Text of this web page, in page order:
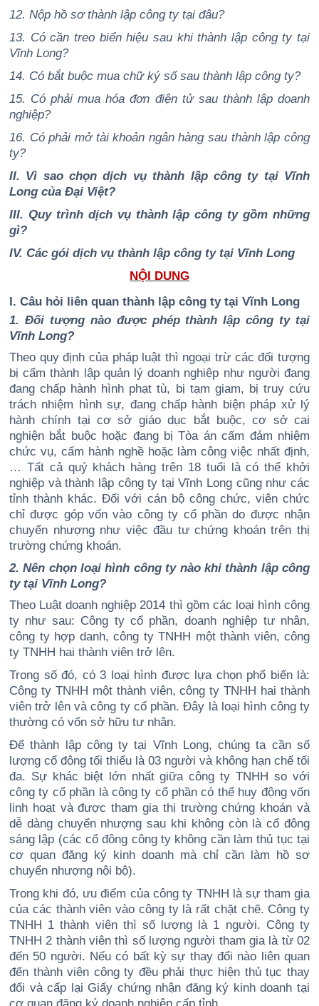
12. Nộp hồ sơ thành lập công ty tại đâu?
13. Có cần treo biển hiệu sau khi thành lập công ty tại
Vĩnh Long?
14. Có bắt buộc mua chữ ký số sau thành lập công ty?
15. Có phải mua hóa đơn điện tử sau thành lập doanh
nghiệp?
16. Có phải mở tài khoản ngân hàng sau thành lập công
ty?
II. Vì sao chọn dịch vụ thành lập công ty tại Vĩnh
Long của Đại Việt?
III. Quy trình dịch vụ thành lập công ty gồm những
gì?
IV. Các gói dịch vụ thành lập công ty tại Vĩnh Long
NỘI DUNG
I. Câu hỏi liên quan thành lập công ty tại Vĩnh Long
1. Đối tượng nào được phép thành lập công ty tại
Vĩnh Long?
Theo quy định của pháp luật thì ngoại trừ các đối tượng
bị cấm thành lập quản lý doanh nghiệp như người đang
đang chấp hành hình phạt tù, bị tạm giam, bị truy cứu
trách nhiệm hình sự, đang chấp hành biện pháp xử lý
hành chính tại cơ sở giáo dục bắt buộc, cơ sở cai
nghiện bắt buộc hoặc đang bị Tòa án cấm đảm nhiệm
chức vụ, cấm hành nghề hoặc làm công việc nhất định,
… Tất cả quý khách hàng trên 18 tuổi là có thể khởi
nghiệp và thành lập công ty tại Vĩnh Long cũng như các
tỉnh thành khác. Đối với cán bộ công chức, viên chức
chỉ được góp vốn vào công ty cổ phần do được nhận
chuyển nhượng như việc đầu tư chứng khoán trên thị
trường chứng khoán.
2. Nên chọn loại hình công ty nào khi thành lập công
ty tại Vĩnh Long?
Theo Luật doanh nghiệp 2014 thì gồm các loại hình công
ty như sau: Công ty cổ phần, doanh nghiệp tư nhân,
công ty hợp danh, công ty TNHH một thành viên, công
ty TNHH hai thành viên trở lên.
Trong số đó, có 3 loại hình được lựa chọn phổ biến là:
Công ty TNHH một thành viên, công ty TNHH hai thành
viên trở lên và công ty cổ phần. Đây là loại hình công ty
thường có vốn sở hữu tư nhân.
Để thành lập công ty tại Vĩnh Long, chúng ta cần số
lượng cổ đông tối thiểu là 03 người và không hạn chế tối
đa. Sự khác biệt lớn nhất giữa công ty TNHH so với
công ty cổ phần là công ty cổ phần có thể huy động vốn
linh hoạt và được tham gia thị trường chứng khoán và
dễ dàng chuyển nhượng sau khi không còn là cổ đông
sáng lập (các cổ đông công ty không cần làm thủ tục tại
cơ quan đăng ký kinh doanh mà chỉ cần làm hồ sơ
chuyển nhượng nội bộ).
Trong khi đó, ưu điểm của công ty TNHH là sự tham gia
của các thành viên vào công ty là rất chặt chẽ. Công ty
TNHH 1 thành viên thì số lượng là 1 người. Công ty
TNHH 2 thành viên thì số lượng người tham gia là từ 02
đến 50 người. Nếu có bất kỳ sự thay đổi nào liên quan
đến thành viên công ty đều phải thực hiện thủ tục thay
đổi và cấp lại Giấy chứng nhận đăng ký kinh doanh tại